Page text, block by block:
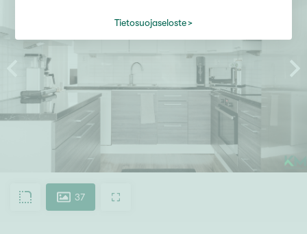
37
Tietosuojaseloste